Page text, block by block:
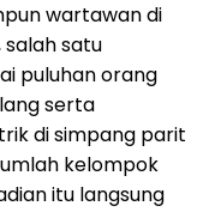
wartawan di
satu
puluhan orang
serta
di simpang parit
kelompok
itu langsung